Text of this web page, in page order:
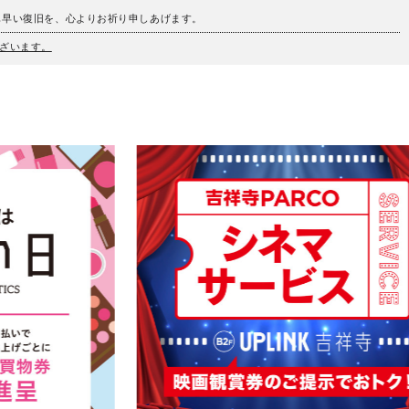
い復旧を、心よりお祈り申しあげます。
います。